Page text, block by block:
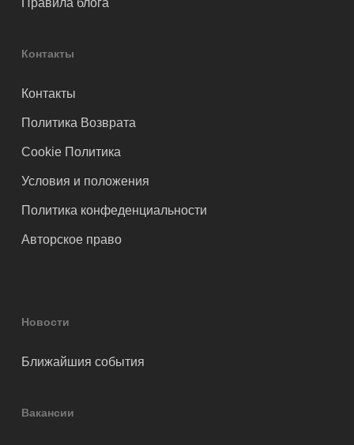
Правила блога
Контакты
Контакты
Политика Возврата
Cookie Политика
Условия и положения
Политика конфеденциальности
Авторское право
Новости
Ближайшия события
Вакансии